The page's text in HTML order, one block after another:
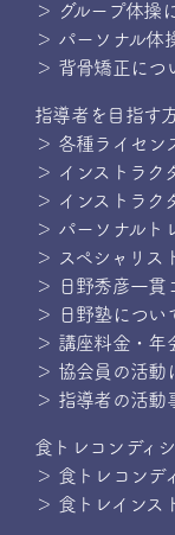
＞ グループ体操
＞ パーソナル体
＞ 背骨矯正につ
指導者を目指す
＞ 各種ライセン
＞ インストラク
＞ インストラク
＞ パーソナルト
＞ スペシャリス
＞ 日野秀彦一貫
＞ 日野塾につい
＞ 講座料金・年
＞ 協会員の活動
＞ 指導者の活動
食トレコンディ
＞ 食トレコンデ
＞ 食トレインス